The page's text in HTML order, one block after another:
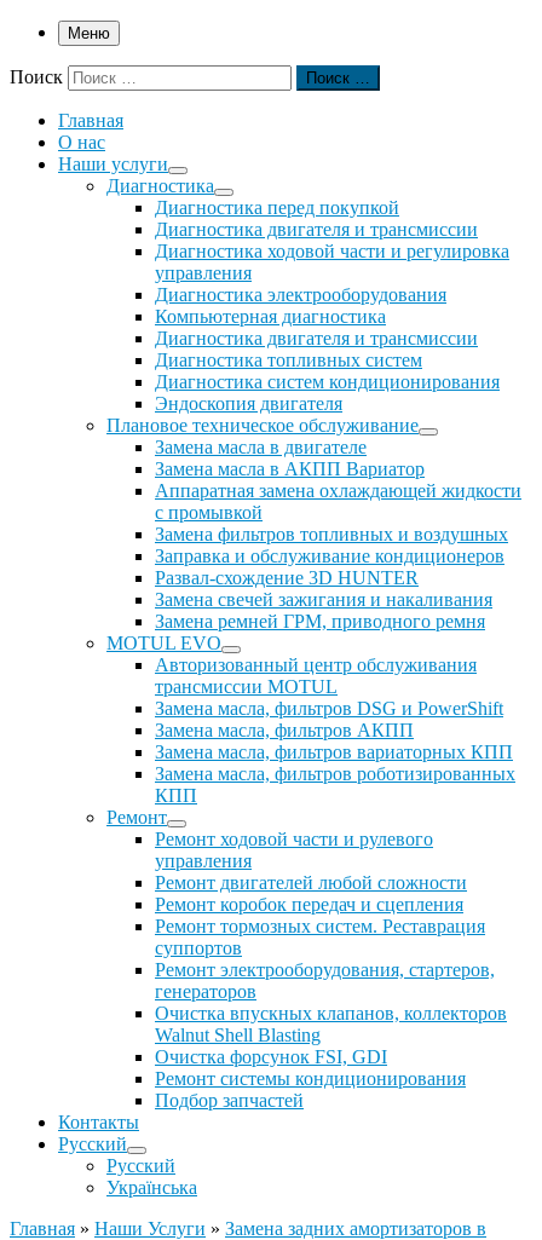
Меню
Поиск Поиск …
Главная
О нас
Наши услуги
Диагностика
Диагностика перед покупкой
Диагностика двигателя и трансмиссии
Диагностика ходовой части и регулировка
управления
Диагностика электрооборудования
Компьютерная диагностика
Диагностика двигателя и трансмиссии
Диагностика топливных систем
Диагностика систем кондиционирования
Эндоскопия двигателя
Плановое техническое обслуживание
Замена масла в двигателе
Замена масла в АКПП Вариатор
Аппаратная замена охлаждающей жидкости
с промывкой
Замена фильтров топливных и воздушных
Заправка и обслуживание кондиционеров
Развал-схождение 3D HUNTER
Замена свечей зажигания и накаливания
Замена ремней ГРМ, приводного ремня
MOTUL EVO
Авторизованный центр обслуживания
трансмиссии MOTUL
Замена масла, фильтров DSG и PowerShift
Замена масла, фильтров АКПП
Замена масла, фильтров вариаторных КПП
Замена масла, фильтров роботизированных
КПП
Ремонт
Ремонт ходовой части и рулевого
управления
Ремонт двигателей любой сложности
Ремонт коробок передач и сцепления
Ремонт тормозных систем. Реставрация
суппортов
Ремонт электрооборудования, стартеров,
генераторов
Очистка впускных клапанов, коллекторов
Walnut Shell Blasting
Очистка форсунок FSI, GDI
Ремонт системы кондиционирования
Подбор запчастей
Контакты
Русский
Русский
Українська
Главная » Наши Услуги » Замена задних амортизаторов в